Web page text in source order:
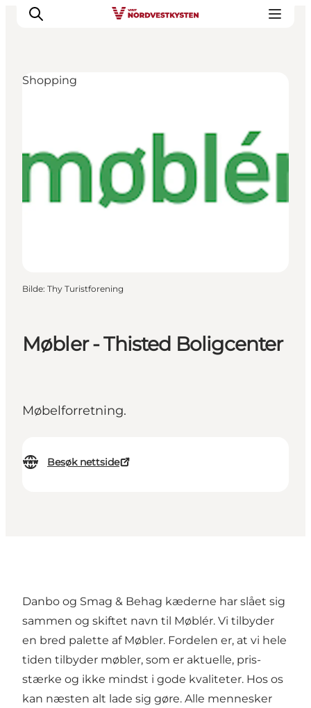
Events
Overnatting
Planlegg ferien
Møbler - Thisted Boligcenter
Møbelforretning.
Besøk nettside
Shopping
Bilde: Thy Turistforening
Danbo og Smag & Behag kæderne har slået sig
sammen og skiftet navn til Møblér. Vi tilbyder
en bred palette af Møbler. Fordelen er, at vi hele
tiden tilbyder møbler, som er aktuelle, pris-
stærke og ikke mindst i gode kvaliteter. Hos os
kan næsten alt lade sig gøre. Alle mennesker